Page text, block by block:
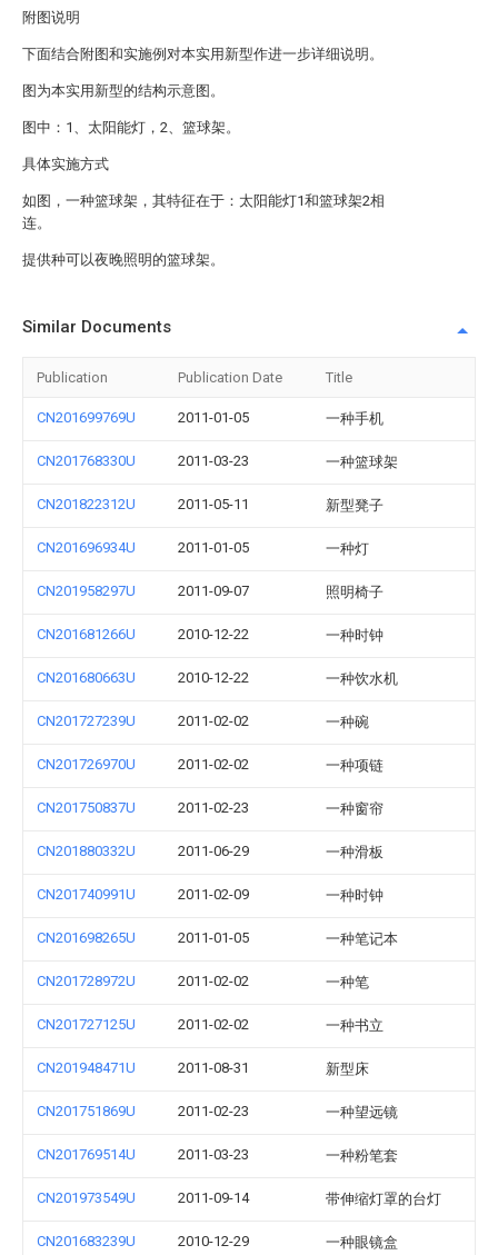
附图说明
下面结合附图和实施例对本实用新型作进一步详细说明。
图为本实用新型的结构示意图。
图中：1、太阳能灯，2、篮球架。
具体实施方式
如图，一种篮球架，其特征在于：太阳能灯1和篮球架2相
连。
提供种可以夜晚照明的篮球架。
Similar Documents
Publication Publication Date Title
CN201699769U 2011-01-05 一种手机
CN201768330U 2011-03-23 一种篮球架
CN201822312U 2011-05-11 新型凳子
CN201696934U 2011-01-05 一种灯
CN201958297U 2011-09-07 照明椅子
CN201681266U 2010-12-22 一种时钟
CN201680663U 2010-12-22 一种饮水机
CN201727239U 2011-02-02 一种碗
CN201726970U 2011-02-02 一种项链
CN201750837U 2011-02-23 一种窗帘
CN201880332U 2011-06-29 一种滑板
CN201740991U 2011-02-09 一种时钟
CN201698265U 2011-01-05 一种笔记本
CN201728972U 2011-02-02 一种笔
CN201727125U 2011-02-02 一种书立
CN201948471U 2011-08-31 新型床
CN201751869U 2011-02-23 一种望远镜
CN201769514U 2011-03-23 一种粉笔套
CN201973549U 2011-09-14 带伸缩灯罩的台灯
CN201683239U 2010-12-29 一种眼镜盒